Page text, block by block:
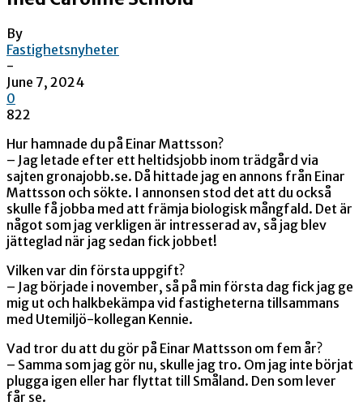
By
Fastighetsnyheter
-
June 7, 2024
0
822
Hur hamnade du på Einar Mattsson?
– Jag letade efter ett heltidsjobb inom trädgård via
sajten gronajobb.se. Då hittade jag en annons från Einar
Mattsson och sökte. I annonsen stod det att du också
skulle få jobba med att främja biologisk mångfald. Det är
något som jag verkligen är intresserad av, så jag blev
jätteglad när jag sedan fick jobbet!
Vilken var din första uppgift?
– Jag började i november, så på min första dag fick jag ge
mig ut och halkbekämpa vid fastigheterna tillsammans
med Utemiljö-kollegan Kennie.
Vad tror du att du gör på Einar Mattsson om fem år?
– Samma som jag gör nu, skulle jag tro. Om jag inte börjat
plugga igen eller har flyttat till Småland. Den som lever
får se.